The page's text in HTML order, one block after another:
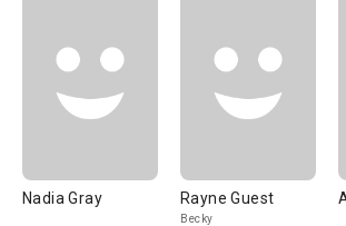
Nadia Gray Rayne Guest
Becky